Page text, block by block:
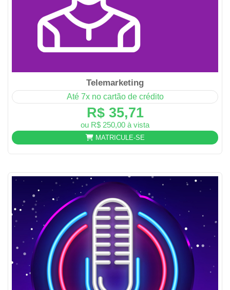
Telemarketing
Até 7x no cartão de crédito
R$ 35,71
ou R$ 250,00 à vista
MATRICULE-SE